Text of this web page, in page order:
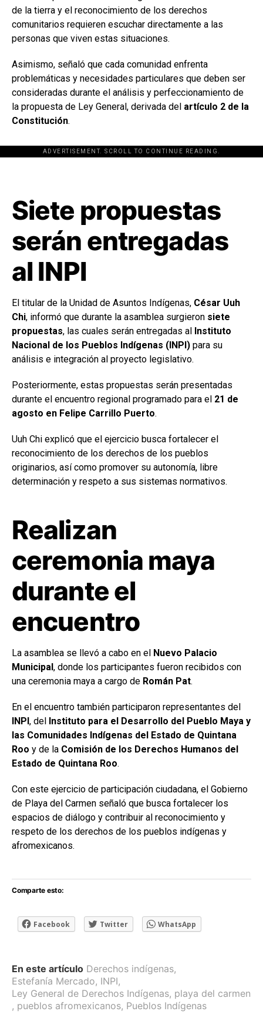
de la tierra y el reconocimiento de los derechos
comunitarios requieren escuchar directamente a las
personas que viven estas situaciones.
Asimismo, señaló que cada comunidad enfrenta
problemáticas y necesidades particulares que deben ser
consideradas durante el análisis y perfeccionamiento de
la propuesta de Ley General, derivada del artículo 2 de la
Constitución.
ADVERTISEMENT. SCROLL TO CONTINUE READING.
[adsforwp id="243463"]
Siete propuestas
serán entregadas
al INPI
El titular de la Unidad de Asuntos Indígenas, César Uuh
Chi, informó que durante la asamblea surgieron siete
propuestas, las cuales serán entregadas al
Instituto
Nacional de los Pueblos Indígenas (INPI) para su
análisis e integración al proyecto legislativo.
Posteriormente, estas propuestas serán presentadas
durante el encuentro regional programado para el 21 de
agosto en Felipe Carrillo Puerto.
Uuh Chi explicó que el ejercicio busca fortalecer el
reconocimiento de los derechos de los pueblos
originarios, así como promover su autonomía, libre
determinación y respeto a sus sistemas normativos.
Realizan
ceremonia maya
durante el
encuentro
La asamblea se llevó a cabo en el Nuevo Palacio
Municipal , donde los participantes fueron recibidos con
una ceremonia maya a cargo de Román Pat.
En el encuentro también participaron representantes del
INPI , del
Instituto para el Desarrollo del Pueblo Maya y
las Comunidades Indígenas del Estado de Quintana
Roo y de la Comisión de los Derechos Humanos del
Estado de Quintana Roo.
Con este ejercicio de participación ciudadana, el Gobierno
de Playa del Carmen señaló que busca fortalecer los
espacios de diálogo y contribuir al reconocimiento y
respeto de los derechos de los pueblos indígenas y
afromexicanos.
Comparte esto:
Facebook Twitter WhatsApp
En este artículo Derechos indígenas,
Estefanía Mercado, INPI,
Ley General de Derechos Indígenas, playa del carmen
, pueblos afromexicanos, Pueblos Indígenas